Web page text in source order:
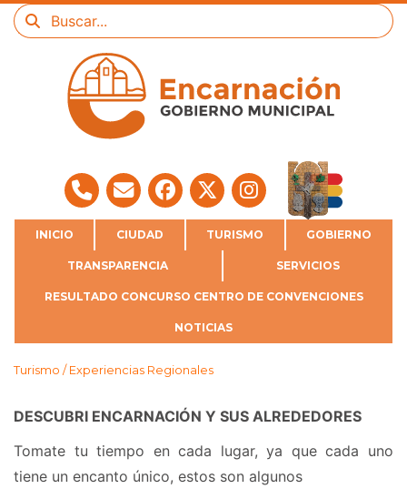
INICIO CIUDAD TURISMO GOBIERNO
TRANSPARENCIA SERVICIOS
RESULTADO CONCURSO CENTRO DE CONVENCIONES
NOTICIAS
Turismo / Experiencias Regionales
DESCUBRI ENCARNACIÓN Y SUS ALREDEDORES
Tomate tu tiempo en cada lugar, ya que cada uno
tiene un encanto único, estos son algunos